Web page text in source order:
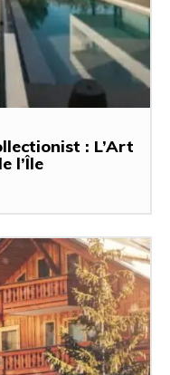
: L’Art
l’Île